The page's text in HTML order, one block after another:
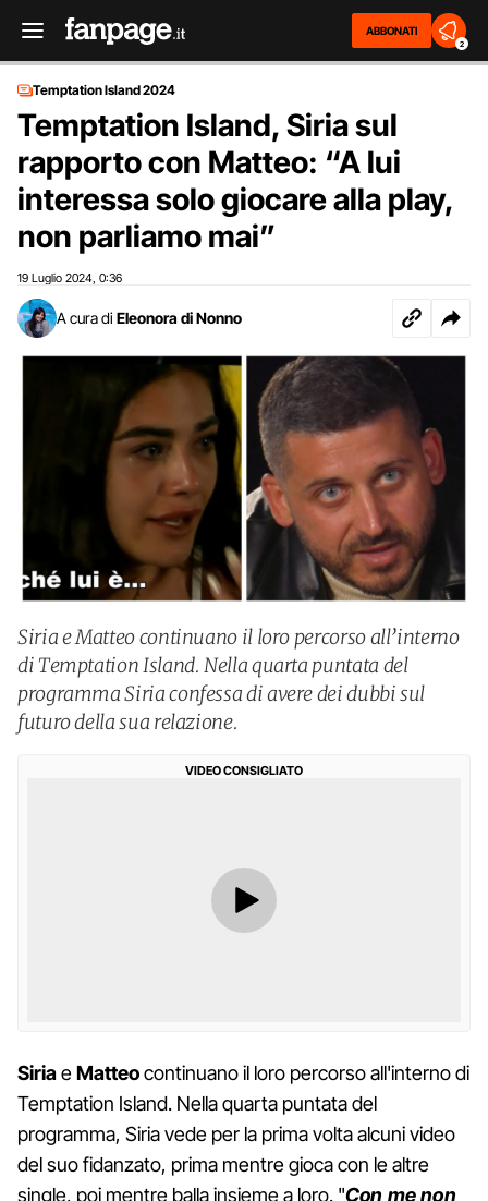
ABBONATI
2
Temptation Island 2024
Temptation Island, Siria sul
rapporto con Matteo: “A lui
interessa solo giocare alla play,
non parliamo mai”
19 Luglio 2024 0:36
A cura di Eleonora di Nonno
Siria e Matteo continuano il loro percorso all’interno
di Temptation Island. Nella quarta puntata del
programma Siria confessa di avere dei dubbi sul
futuro della sua relazione.
VIDEO CONSIGLIATO
SiriaeMatteocontinuano il loro percorso all'interno di
Temptation Island. Nella quarta puntata del
programma, Siria vede per la prima volta alcuni video
del suo fidanzato, prima mentre gioca con le altre
single, poi mentre balla insieme a loro. "Con me non